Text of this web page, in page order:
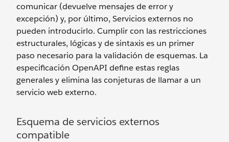
comunicar (devuelve mensajes de error y
excepción) y, por último, Servicios externos no
pueden introducirlo. Cumplir con las restricciones
estructurales, lógicas y de sintaxis es un primer
paso necesario para la validación de esquemas. La
especificación OpenAPI define estas reglas
generales y elimina las conjeturas de llamar a un
servicio web externo.
Esquema de servicios externos
compatible